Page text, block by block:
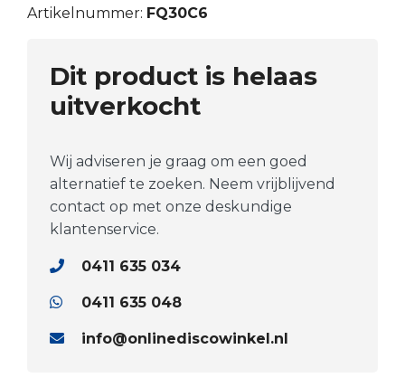
Artikelnummer: FQ30C6
Dit product is helaas
uitverkocht
Wij adviseren je graag om een goed
alternatief te zoeken. Neem vrijblijvend
contact op met onze deskundige
klantenservice.
0411 635 034
0411 635 048
info@onlinediscowinkel.nl